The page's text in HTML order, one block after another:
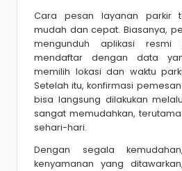
Cara pesan layanan parkir
mudah dan cepat. Biasanya,
mengunduh aplikasi resmi
mendaftar dengan data
memilih lokasi dan waktu
Setelah itu, konfirmasi
bisa langsung dilakukan
sangat memudahkan,
sehari-hari.
Dengan segala
kenyamanan yang